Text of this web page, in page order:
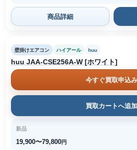
商品詳細
壁掛けエアコン ハイアール huu
huu JAA-CSE256A-W [ホワイト]
今すぐ買取申込み
買取カートへ追加
新品
19,900〜79,800円